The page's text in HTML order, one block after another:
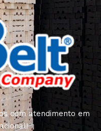
com atendimento em